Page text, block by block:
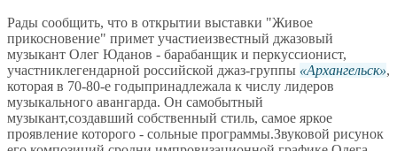
Рады сообщить, что в открытии выставки "Живое
прикосновение" примет участиеизвестный джазовый
музыкант Олег Юданов - барабанщик и перкуссионист,
участниклегендарной российской джаз-группы
Архангельск ,
которая в 70-80-е годыпринадлежала к числу лидеров
музыкального авангарда. Он самобытный
музыкант,создавший собственный стиль, самое яркое
проявление которого - сольные программы.Звуковой рисунок